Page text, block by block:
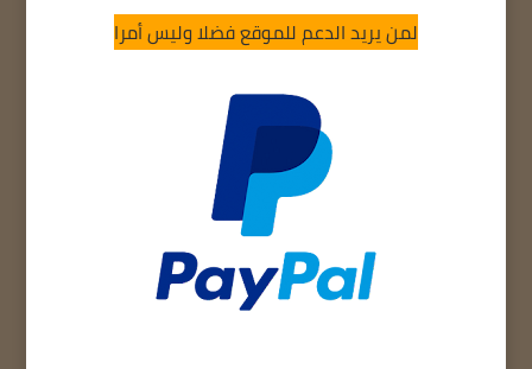
لمن يريد الدعم للموقع فضلا وليس أمرا